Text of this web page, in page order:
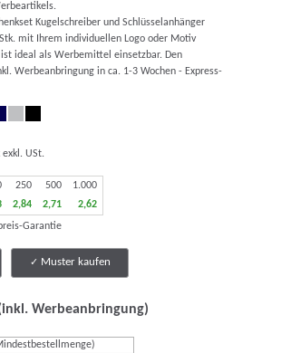
Kugelschreiber und Schlüsselanhänger
mit Ihrem individuellen Logo oder Motiv
ideal als Werbemittel einsetzbar. Den
Werbeanbringung in ca. 1-3 Wochen - Express-
exkl. USt.
250 500
1.000
2,84 2,71 2,62
Muster kaufen
Werbeanbringung)